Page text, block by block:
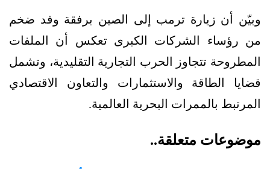
وبيّن أن زيارة ترمب إلى الصين برفقة وفد ضخم
من رؤساء الشركات الكبرى تعكس أن الملفات
المطروحة تتجاوز الحرب التجارية التقليدية، وتشمل
قضايا الطاقة والاستثمارات والتعاون الاقتصادي
المرتبط بالممرات البحرية العالمية.
موضوعات متعلقة..